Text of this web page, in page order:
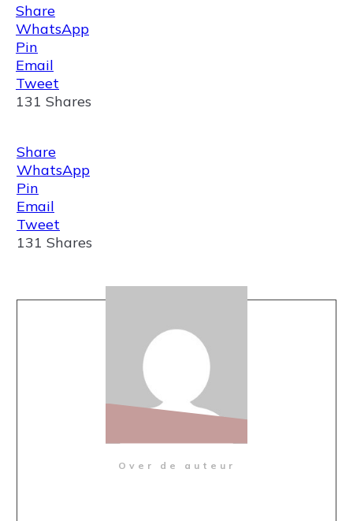
Share
WhatsApp
Pin
Email
Tweet
131 Shares
Share
WhatsApp
Pin
Email
Tweet
131 Shares
Over de auteur